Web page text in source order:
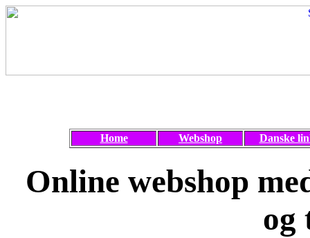
Home Webshop Danske
Online webshop
og